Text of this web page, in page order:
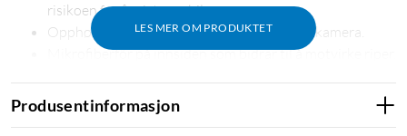
LES MER OM PRODUKTET
risikoen for å miste mobilen.
Opphøyde kanter som beskytter skjerm og kamera.
Mikrofiberfôr på innsiden som bidrar til å motvirke riper.
Dekselet er falltestet og tåler fall opptil 2 m. Opphøyde kanter
Produsentinformasjon